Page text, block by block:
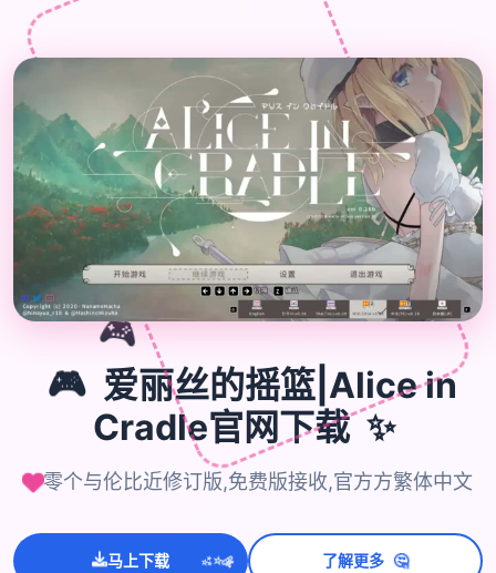
🎮
🎮 爱丽丝的摇篮|Alice in
Cradle官网下载 ✨
零个与伦比近修订版,免费版接收,官方方繁体中文
马上下载 ✨
⭐💫 了解更多 🤔